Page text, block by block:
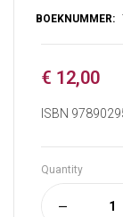
€ 12,00
ISBN
Quantity